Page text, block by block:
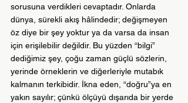
sorusuna verdikleri cevaptadır. Onlarda
dünya, sürekli akış hâlindedir; değişmeyen
öz diye bir şey yoktur ya da varsa da insan
için erişilebilir değildir. Bu yüzden “bilgi”
dediğimiz şey, çoğu zaman güçlü sözlerin,
yerinde örneklerin ve diğerleriyle mutabık
kalmanın terkibidir. İkna eden, “doğru”ya en
yakın sayılır; çünkü ölçüyü dışarıda bir yerde